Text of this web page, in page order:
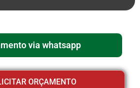
via whatsapp
ORÇAMENTO